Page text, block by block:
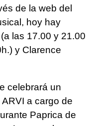
de la web del
hoy hay
las 17.00 y 21.00
y Clarence
celebrará un
a cargo de
Paprica de